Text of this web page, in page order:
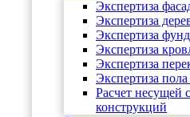
Экспертиза
Экспертиза
Экспертиза
Экспертиза
Экспертиза
Экспертиза
Расчет несущей
конструкций